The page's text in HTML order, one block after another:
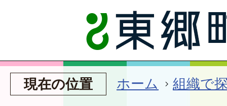
現在の位置 ホーム 組織で